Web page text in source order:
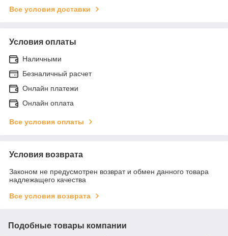
Все условия доставки
Условия оплаты
Наличными
Безналичный расчет
Онлайн платежи
Онлайн оплата
Все условия оплаты
Условия возврата
Законом не предусмотрен возврат и обмен данного товара
надлежащего качества
Все условия возврата
Подобные товары компании